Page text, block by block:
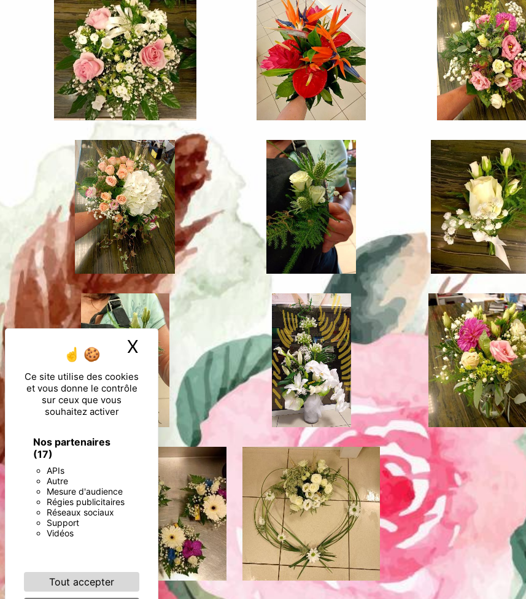
Ce site utilise des cookies
et vous donne le contrôle
sur ceux que vous
souhaitez activer
Nos partenaires
(17)
APIs
Autre
Mesure d'audience
Régies publicitaires
Réseaux sociaux
Support
Vidéos
Tout accepter
X Masquer le bandeau des cookies